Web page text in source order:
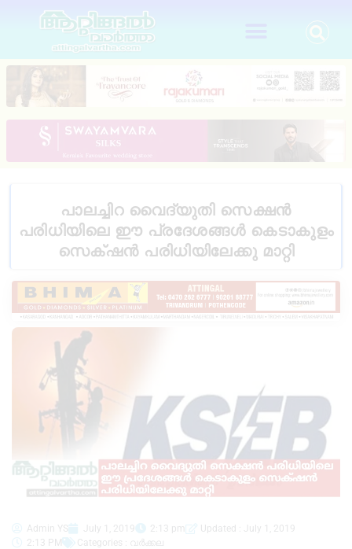
പാലച്ചിറ വൈദ്യുതി സെക്ഷൻ
പരിധിയിലെ ഈ പ്രദേശങ്ങൾ കെടാകുളം
സെക്‌ഷൻ പരിധിയിലേക്കു മാറ്റി
Admin YS July 1, 2019 2:13 pm
Updated : July 1, 2019
2:13 PM
Categories : വർക്കല